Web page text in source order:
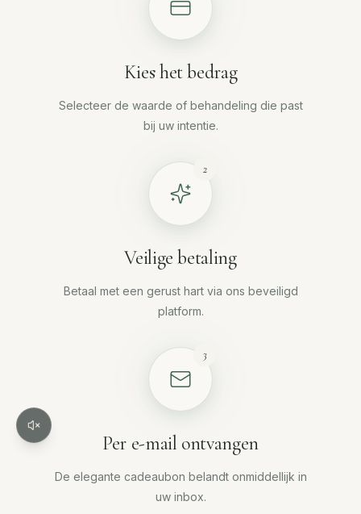
Online reserveren
Kies het bedrag
Selecteer de waarde of behandeling die past
bij uw intentie.
2
Veilige betaling
Betaal met een gerust hart via ons beveiligd
platform.
3
Per e-mail ontvangen
De elegante cadeaubon belandt onmiddellijk in
uw inbox.